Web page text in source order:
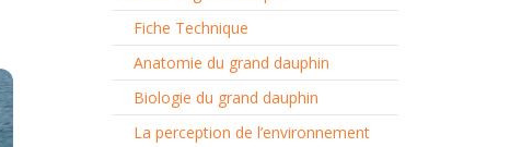
Fiche Technique
Anatomie du grand dauphin
Biologie du grand dauphin
La perception de l’environnement